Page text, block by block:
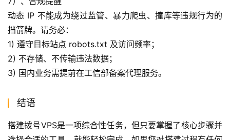
动态 IP 不能成为绕过监管、暴力爬虫、撞库等违规行为的
挡箭牌。请务必：
1) 遵守目标站点 robots.txt 及访问频率；
2) 不存储、不传输违法数据；
3) 国内业务需提前在工信部备案代理服务。
结语
搭建拨号VPS是一项综合性任务，但只要掌握了核心步骤并